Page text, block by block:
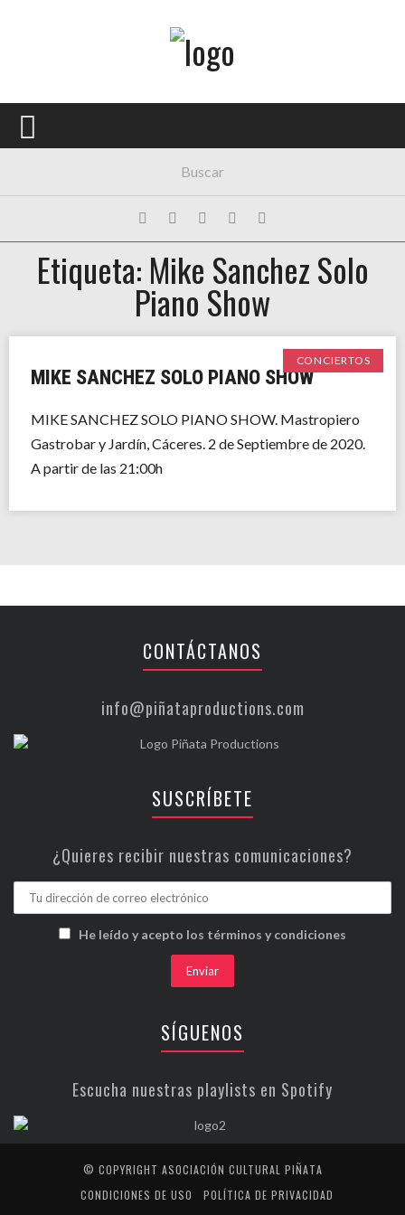
PORTADA
FESTIVALES
EXPOSICIONES
Etiqueta: Mike Sanchez Solo
Piano Show
CONCIERTOS
MIKE SANCHEZ SOLO PIANO SHOW
MIKE SANCHEZ SOLO PIANO SHOW. Mastropiero
Gastrobar y Jardín, Cáceres. 2 de Septiembre de 2020.
A partir de las 21:00h
CONTÁCTANOS
info@piñataproductions.com
SUSCRÍBETE
¿Quieres recibir nuestras comunicaciones?
He leído y acepto los términos y condiciones
SÍGUENOS
Escucha nuestras playlists en Spotify
© COPYRIGHT ASOCIACIÓN CULTURAL PIÑATA
CONDICIONES DE USO
POLÍTICA DE PRIVACIDAD